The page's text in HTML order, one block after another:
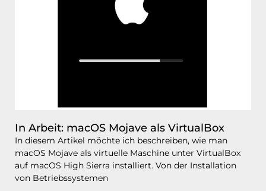
In Arbeit: macOS Mojave als VirtualBox
In diesem Artikel möchte ich beschreiben, wie man
macOS Mojave als virtuelle Maschine unter VirtualBox
auf macOS High Sierra installiert. Von der Installation
von Betriebssystemen